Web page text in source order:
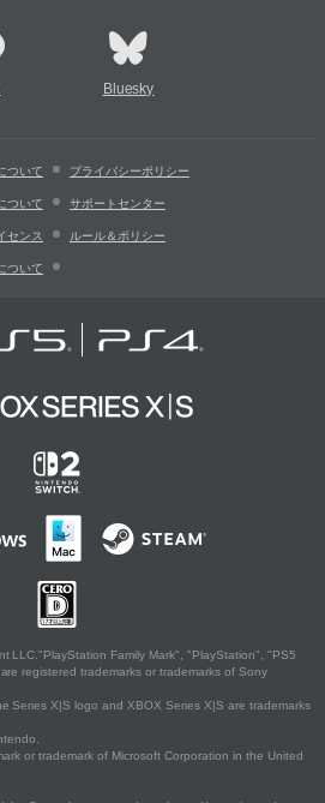
Bluesky
ついて プライバシーポリシー
ついて サポートセンター
センス ルール＆ポリシー
ついて
LLC."PlayStation Family Mark", "PlayStation", "PS5
registered trademarks or trademarks of Sony
Series X|S logo and XBOX Series X|S are trademarks
or trademark of Microsoft Corporation in the United